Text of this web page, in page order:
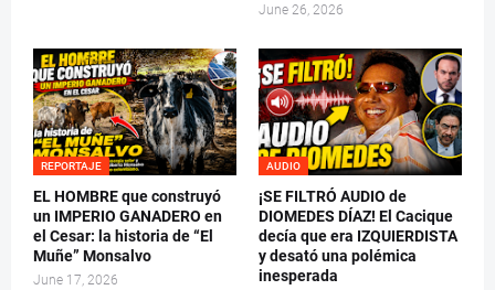
June 26, 2026
REPORTAJE
EL HOMBRE que construyó
un IMPERIO GANADERO en
el Cesar: la historia de “El
Muñe” Monsalvo
June 17, 2026
AUDIO
¡SE FILTRÓ AUDIO de
DIOMEDES DÍAZ! El Cacique
decía que era IZQUIERDISTA
y desató una polémica
inesperada